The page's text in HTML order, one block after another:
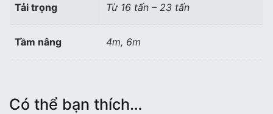
Tải trọng Từ 16 tấn – 23 tấn
Tầm nâng 4m, 6m
Có thể bạn thích…